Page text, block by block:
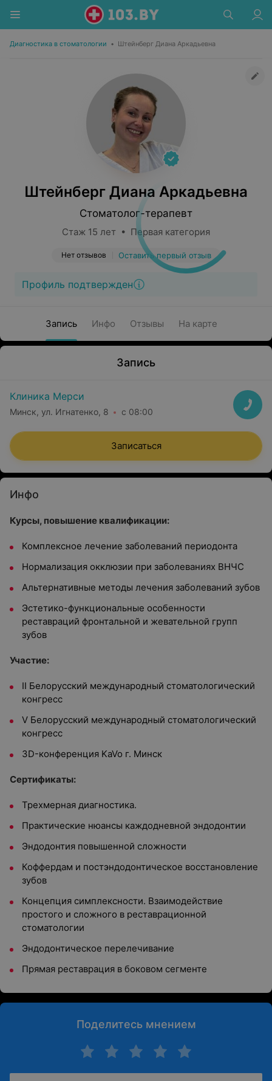
Диагностика в стоматологии • Штейнберг Диана Аркадьевна
Штейнберг Диана Аркадьевна
Стоматолог-терапевт
Стаж 15 лет • Первая категория
Нет отзывов Оставить первый отзыв
Профиль подтвержден
Запись Инфо Отзывы На карте
Запись
Клиника Мерси
Минск, ул. Игнатенко, 8 с 08:00
Записаться
Инфо
Курсы, повышение квалификации:
Комплексное лечение заболеваний периодонта
Нормализация окклюзии при заболеваниях ВНЧС
Альтернативные методы лечения заболеваний зубов
Эстетико-функциональные особенности
реставраций фронтальной и жевательной групп
зубов
Участие:
II Белорусский международный стоматологический
конгресс
V Белорусский международный стоматологический
конгресс
3D-конференция KaVo г. Минск
Сертификаты:
Трехмерная диагностика.
Практические нюансы каждодневной эндодонтии
Эндодонтия повышенной сложности
Коффердам и постэндодонтическое восстановление
зубов
Концепция симплексности. Взаимодействие
простого и сложного в реставрационной
стоматологии
Эндодонтическое перелечивание
Прямая реставрация в боковом сегменте
Поделитесь мнением